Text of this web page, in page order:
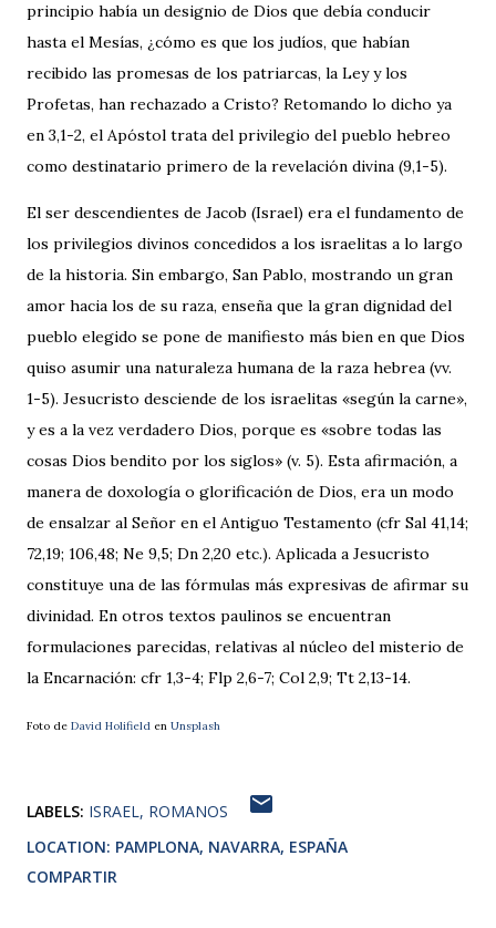
principio había un designio de Dios que debía conducir
hasta el Mesías, ¿cómo es que los judíos, que habían
recibido las promesas de los patriarcas, la Ley y los
Profetas, han rechazado a Cristo? Retomando lo dicho ya
en 3,1-2, el Apóstol trata del privilegio del pueblo hebreo
como destinatario primero de la revelación divina (9,1-5).
El ser descendientes de Jacob (Israel) era el fundamento de
los privilegios divinos concedidos a los israelitas a lo largo
de la historia. Sin embargo, San Pablo, mostrando un gran
amor hacia los de su raza, enseña que la gran dignidad del
pueblo elegido se pone de manifiesto más bien en que Dios
quiso asumir una naturaleza humana de la raza hebrea (vv.
1-5). Jesucristo desciende de los israelitas «según la carne»,
y es a la vez verdadero Dios, porque es «sobre todas las
cosas Dios bendito por los siglos» (v. 5). Esta afirmación, a
manera de doxología o glorificación de Dios, era un modo
de ensalzar al Señor en el Antiguo Testamento (cfr Sal 41,14;
72,19; 106,48; Ne 9,5; Dn 2,20 etc.). Aplicada a Jesucristo
constituye una de las fórmulas más expresivas de afirmar su
divinidad. En otros textos paulinos se encuentran
formulaciones parecidas, relativas al núcleo del misterio de
la Encarnación: cfr 1,3-4; Flp 2,6-7; Col 2,9; Tt 2,13-14.
Foto de David Holifield en Unsplash
LABELS: ISRAEL ROMANOS
LOCATION: PAMPLONA, NAVARRA, ESPAÑA
COMPARTIR